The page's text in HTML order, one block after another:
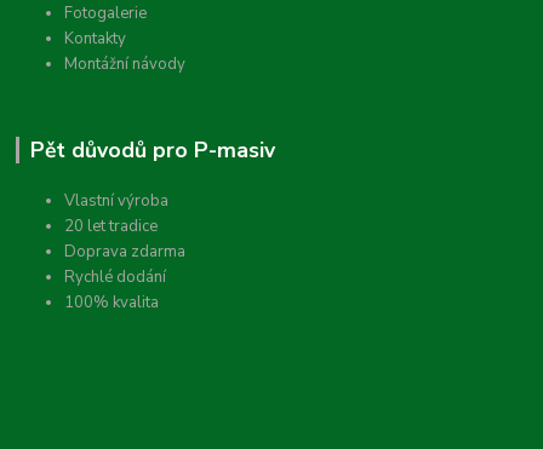
Fotogalerie
Kontakty
Montážní návody
Pět důvodů pro P-masiv
Vlastní výroba
20 let tradice
Doprava zdarma
Rychlé dodání
100% kvalita